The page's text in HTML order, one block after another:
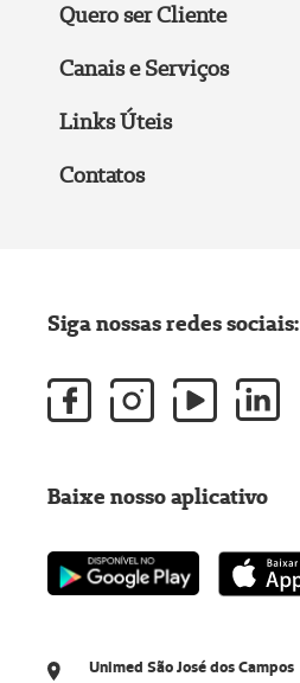
Quero ser Cliente
Canais e Serviços
Links Úteis
Contatos
Unimed São José dos Campos
Siga nossas redes sociais:
Baixe nosso aplicativo